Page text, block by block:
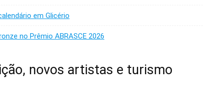
em Glicério
no Prêmio ABRASCE 2026
novos artistas e turismo